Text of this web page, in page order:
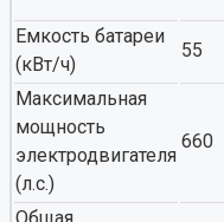
Емкость батареи
(кВт/ч)
55
Максимальная
мощность
электродвигателя
(л.с.)
660
Общая